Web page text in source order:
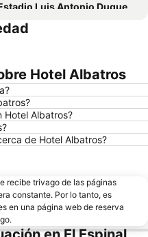
Luis Antonio Duque Peña
Hotel Albatros
Hotel Albatros?
de Hotel Albatros?
recibe trivago de las páginas
constante. Por lo tanto, es
en una página web de reserva